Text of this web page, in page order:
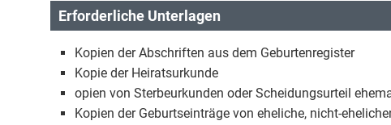
Erforderliche Unterlagen
Kopien der Abschriften aus dem Geburtenregister
Kopie der Heiratsurkunde
opien von Sterbeurkunden oder Scheidungsurteil
Kopien der Geburtseinträge von eheliche, nicht-